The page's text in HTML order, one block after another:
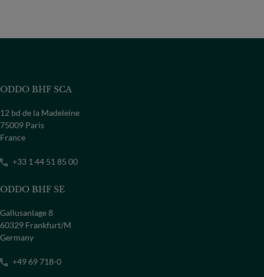
ODDO BHF SCA
12 bd de la Madeleine
75009 Paris
France
+33 1 44 51 85 00
ODDO BHF SE
Gallusanlage 8
60329 Frankfurt/M
Germany
+49 69 718-0